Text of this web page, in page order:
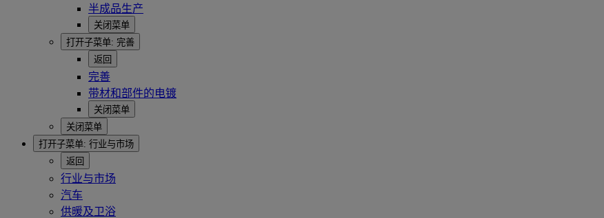
半成品生产
关闭菜单
打开子菜单: 完善
返回
完善
带材和部件的电镀
关闭菜单
关闭菜单
打开子菜单: 行业与市场
返回
行业与市场
汽车
供暖及卫浴